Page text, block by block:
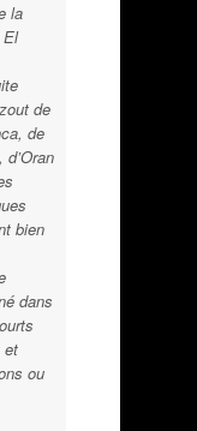
la
El
de
de
bien
dans
et
ou